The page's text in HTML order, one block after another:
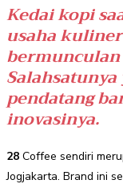
Kedai kopi
usaha
pendatang
inovasinya.
28 Coffee sendiri
Jogjakarta. Brand ini